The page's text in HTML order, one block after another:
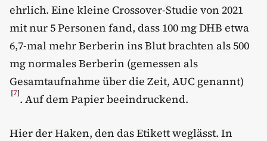
ehrlich. Eine kleine Crossover-Studie von 2021
mit nur 5 Personen fand, dass 100 mg DHB etwa
6,7-mal mehr Berberin ins Blut brachten als 500
mg normales Berberin (gemessen als
Gesamtaufnahme über die Zeit, AUC genannt)
[7]. Auf dem Papier beeindruckend.
Hier der Haken, den das Etikett weglässt. In